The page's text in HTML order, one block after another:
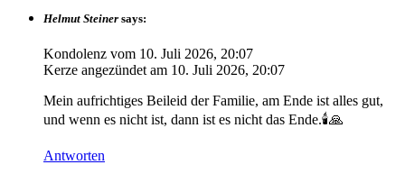
Helmut Steiner says:
Kondolenz vom 10. Juli 2026, 20:07
Kerze angezündet am 10. Juli 2026, 20:07
Mein aufrichtiges Beileid der Familie, am Ende ist alles gut,
und wenn es nicht ist, dann ist es nicht das Ende.🕯️🙏
Antworten